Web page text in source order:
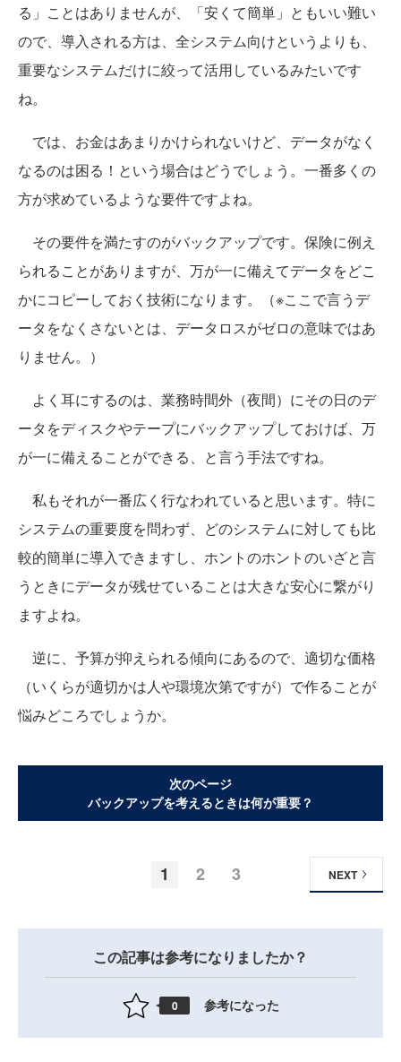
る」ことはありませんが、「安くて簡単」ともいい難い
ので、導入される方は、全システム向けというよりも、
重要なシステムだけに絞って活用しているみたいです
ね。
では、お金はあまりかけられないけど、データがなく
なるのは困る！という場合はどうでしょう。一番多くの
方が求めているような要件ですよね。
その要件を満たすのがバックアップです。保険に例え
られることがありますが、万が一に備えてデータをどこ
かにコピーしておく技術になります。（※ここで言うデ
ータをなくさないとは、データロスがゼロの意味ではあ
りません。）
よく耳にするのは、業務時間外（夜間）にその日のデ
ータをディスクやテープにバックアップしておけば、万
が一に備えることができる、と言う手法ですね。
私もそれが一番広く行なわれていると思います。特に
システムの重要度を問わず、どのシステムに対しても比
較的簡単に導入できますし、ホントのホントのいざと言
うときにデータが残せていることは大きな安心に繋がり
ますよね。
逆に、予算が抑えられる傾向にあるので、適切な価格
（いくらが適切かは人や環境次第ですが）で作ることが
悩みどころでしょうか。
次のページ
バックアップを考えるときは何が重要？
1 2 3 NEXT
この記事は参考になりましたか？
0 参考になった